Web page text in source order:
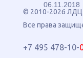
06.11.2018
© 2010-2026 ЛДЦ
Все права
+7 495 478-10-